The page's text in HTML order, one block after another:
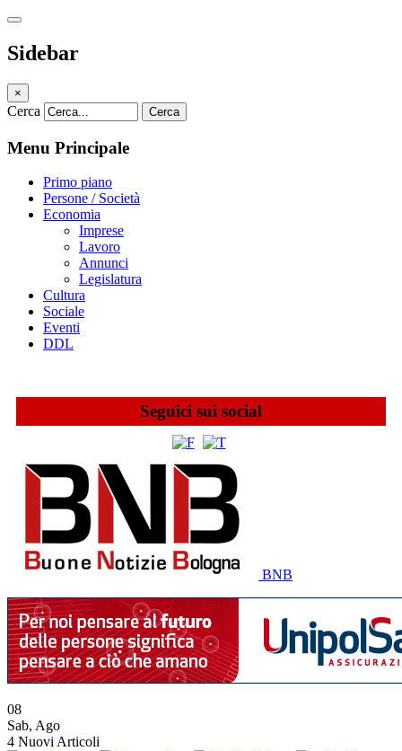
Sidebar
×
Cerca Cerca
Menu Principale
Primo piano
Persone / Società
Economia
Imprese
Lavoro
Annunci
Legislatura
Cultura
Sociale
Eventi
DDL
Seguici sui social
BNB
08
Sab, Ago
4 Nuovi Articoli